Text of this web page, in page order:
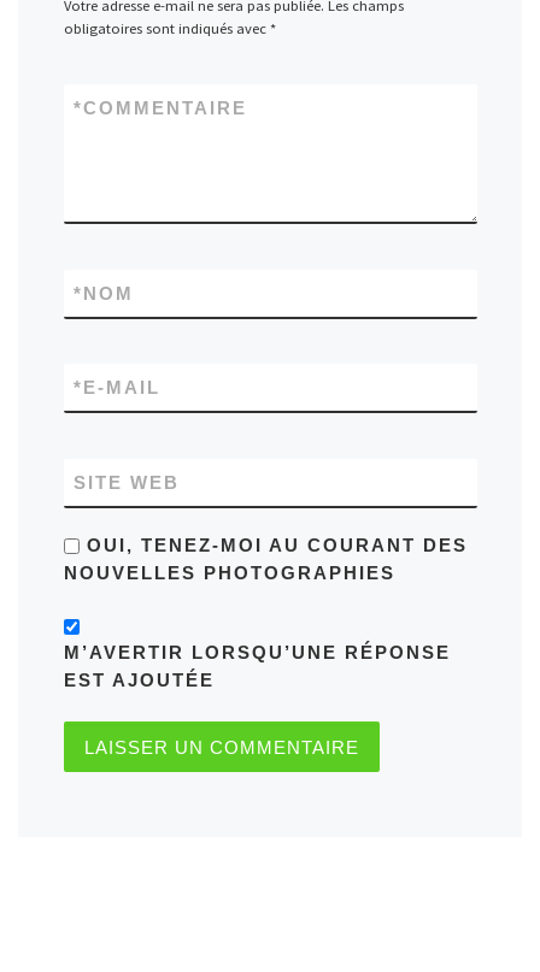
Votre adresse e-mail ne sera pas publiée. Les champs
obligatoires sont indiqués avec *
COMMENTAIRE
*
NOM
*
E-MAIL
*
SITE WEB
OUI, TENEZ-MOI AU COURANT DES
NOUVELLES PHOTOGRAPHIES
M’AVERTIR LORSQU’UNE RÉPONSE
EST AJOUTÉE